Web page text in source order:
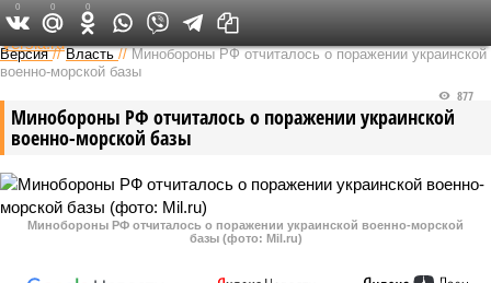
Федеральный выпуск
Версия //Власть //Минобороны РФ отчиталось о поражении украинской
военно-морской базы
Минобороны РФ отчиталось о поражении украинской
военно-морской базы
877
Минобороны РФ отчиталось о поражении украинской военно-морской
базы (фото: Mil.ru)
0 0 0